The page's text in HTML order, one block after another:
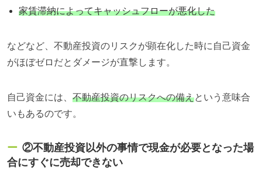
家賃滞納によってキャッシュフローが悪化した
などなど、不動産投資のリスクが顕在化した時に自己資金
がほぼゼロだとダメージが直撃します。
自己資金には、 不動産投資のリスクへの備えという意味合
いもあるのです。
②不動産投資以外の事情で現金が必要となった場
合にすぐに売却できない